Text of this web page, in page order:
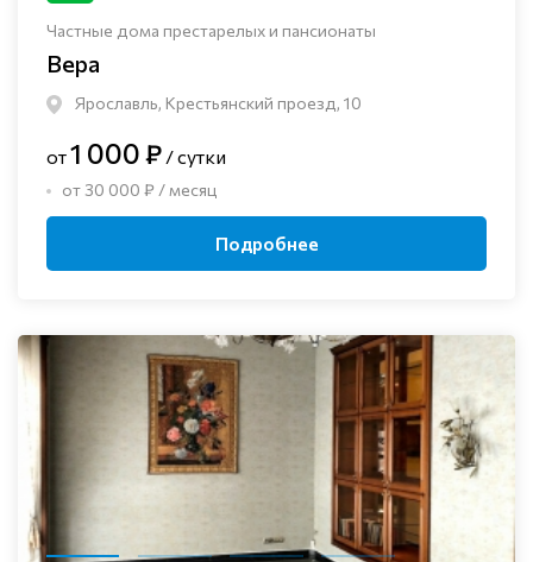
Частные дома престарелых и пансионаты
Вера
Ярославль, Крестьянский проезд, 10
от1 000 ₽ / сутки
от 30 000 ₽ / месяц
Подробнее